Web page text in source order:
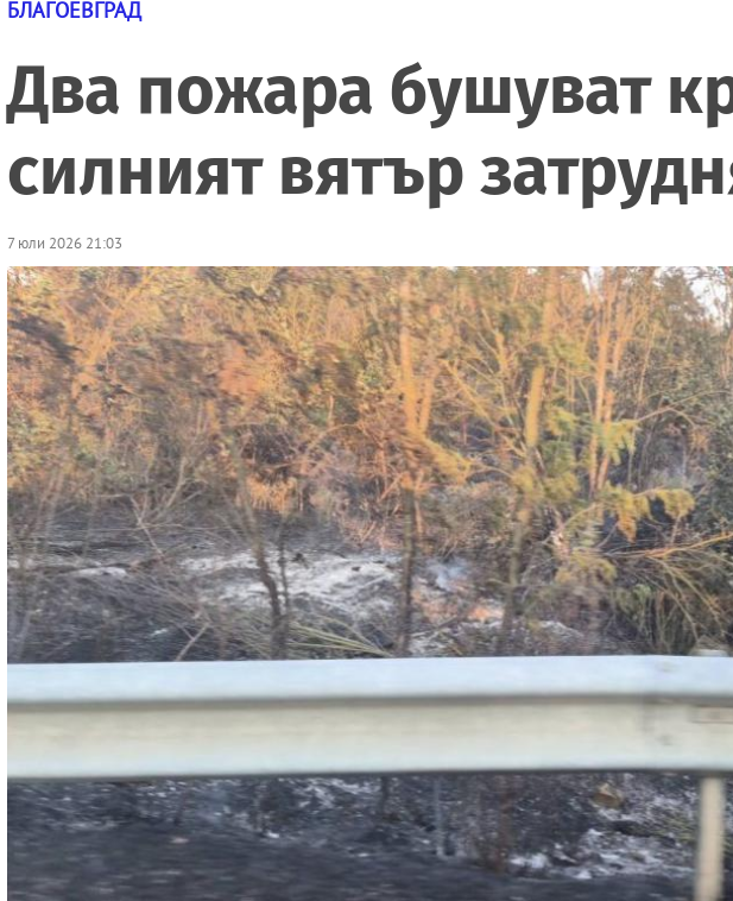
БЛАГОЕВГРАД
Два пожара бушуват
силният вятър
7 юли 2026 21:03